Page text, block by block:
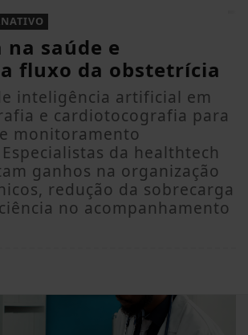
na saúde e
fluxo da obstetrícia
inteligência artificial em
e cardiotocografia para
monitoramento
da healthtech
ganhos na organização
redução da sobrecarga
no acompanhamento